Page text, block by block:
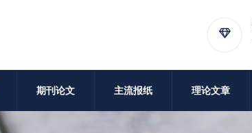
期刊论文 主流报纸 理论文章